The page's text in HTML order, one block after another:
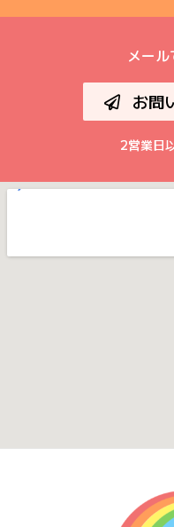
メー
お問
2営業日